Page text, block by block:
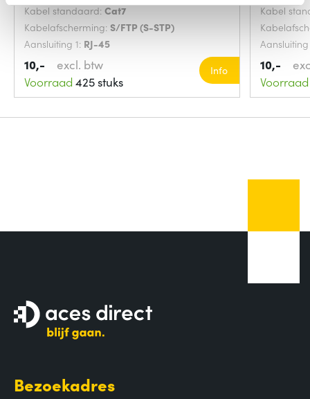
Kabel standaard: Cat7
Kabelafscherming: S/FTP (S-STP)
Aansluiting 1: RJ-45
10,-
excl. btw
Voorraad 425 stuks
Info
Kabel
10,-
Voorraad
Bezoekadres